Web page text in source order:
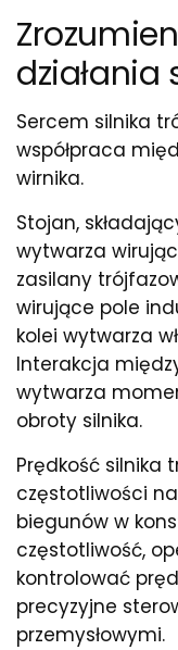
Sercem silnika
współpraca
wirnika.
Stojan,
wytwarza
zasilany
wirujące pole
kolei wytwarza
Interakcja
wytwarza
obroty silnika.
Prędkość silnika
częstotliwości
biegunów w
częstotliwość,
kontrolować
precyzyjne
przemysłowymi.